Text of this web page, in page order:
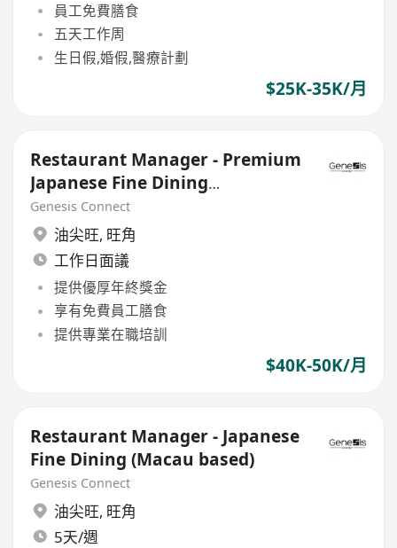
員工免費膳食
五天工作周
生日假,婚假,醫療計劃
$25K-35K/月
Restaurant Manager - Premium
Japanese Fine Dining
Restaurant
Genesis Connect
油尖旺, 旺角
工作日面議
提供優厚年終獎金
享有免費員工膳食
提供專業在職培訓
$40K-50K/月
Restaurant Manager - Japanese
Fine Dining (Macau based)
Genesis Connect
油尖旺, 旺角
5天/週